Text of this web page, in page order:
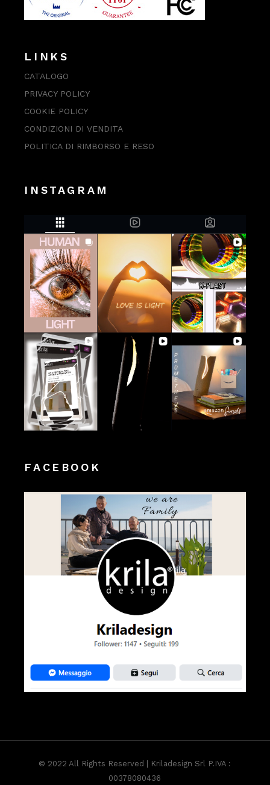
LINKS
CATALOGO
PRIVACY POLICY
COOKIE POLICY
CONDIZIONI DI VENDITA
POLITICA DI RIMBORSO E RESO
INSTAGRAM
FACEBOOK
© 2022 All Rights Reserved | Kriladesign Srl P.IVA :
00378080436